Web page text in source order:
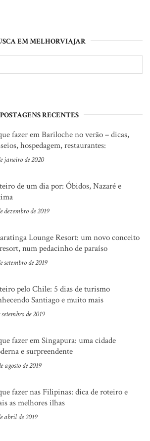
EM MELHORVIAJAR
POSTAGENS RECENTES
fazer em Bariloche no verão – dicas,
hospedagem, restaurantes:
janeiro de 2020
de um dia por: Óbidos, Nazaré e
dezembro de 2019
Lounge Resort: um novo conceito
num pedacinho de paraíso
setembro de 2019
pelo Chile: 5 dias de turismo
Santiago e muito mais
setembro de 2019
fazer em Singapura: uma cidade
e surpreendente
agosto de 2019
fazer nas Filipinas: dica de roteiro e
as melhores ilhas
abril de 2019